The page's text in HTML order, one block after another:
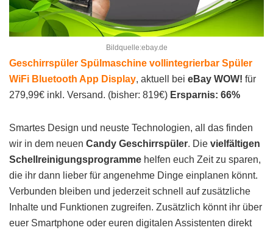
Bildquelle:ebay.de
Geschirrspüler Spülmaschine vollintegrierbar Spüler
WiFi Bluetooth App Display, aktuell bei eBay WOW! für
279,99€ inkl. Versand. (bisher: 819€) Ersparnis: 66%
Smartes Design und neuste Technologien, all das finden
wir in dem neuen Candy Geschirrspüler. Die vielfältigen
Schellreinigungsprogramme helfen euch Zeit zu sparen,
die ihr dann lieber für angenehme Dinge einplanen könnt.
Verbunden bleiben und jederzeit schnell auf zusätzliche
Inhalte und Funktionen zugreifen. Zusätzlich könnt ihr über
euer Smartphone oder euren digitalen Assistenten direkt